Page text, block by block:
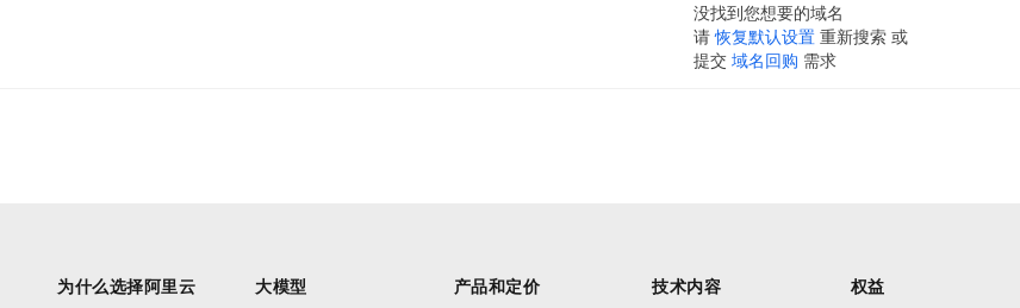
没找到您想要的域名
请 恢复默认设置 重新搜索 或
提交 域名回购 需求